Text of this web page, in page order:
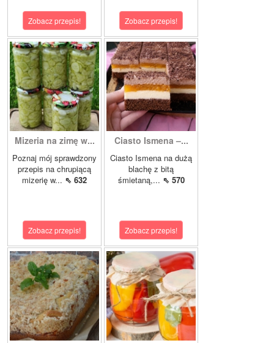
Zobacz przepis! Zobacz przepis!
Mizeria na zimę w...
Poznaj mój sprawdzony
przepis na chrupiącą
mizerię w... ⇖ 632
Zobacz przepis!
Ciasto Ismena –...
Ciasto Ismena na dużą
blachę z bitą
śmietaną,... ⇖ 570
Zobacz przepis!